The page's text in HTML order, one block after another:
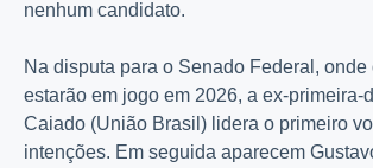
nenhum candidato.
Na disputa para o Senado Federal, onde
estarão em jogo em 2026, a ex-primeira-
Caiado (União Brasil) lidera o primeiro
intenções. Em seguida aparecem